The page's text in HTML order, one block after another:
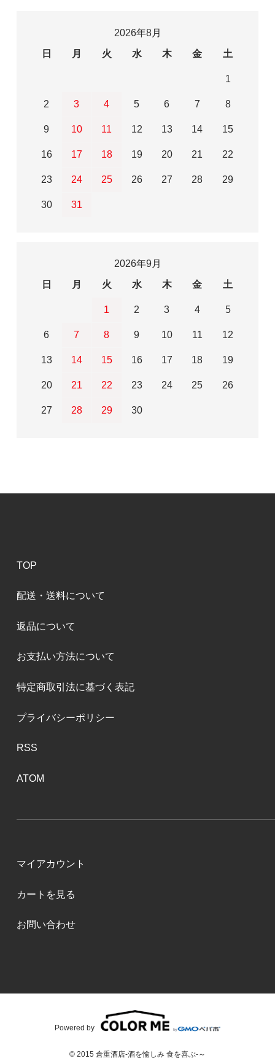
2026年8月
日
月 火 水 木 金 土
1
2 3 4 5 6 7 8
9 10 11 12 13 14 15
16 17 18 19 20 21 22
23 24 25 26 27 28 29
30 31
2026年9月
日
月 火 水 木 金 土
1 2 3 4 5
6 7 8 9 10 11 12
13 14 15 16 17 18 19
20 21 22 23 24 25 26
27 28 29 30
TOP
配送・送料について
返品について
お支払い方法について
特定商取引法に基づく表記
プライバシーポリシー
RSS
ATOM
マイアカウント
カートを見る
お問い合わせ
© 2015 倉重酒店-酒を愉しみ 食を喜ぶ-～
Powered by